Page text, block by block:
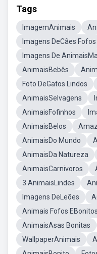
Tags
ImagemAnimais
Imagens DeCães Fofos
Imagens De
AnimaisBebês
Foto DeGatos Lindos
AnimaisSelvagens
AnimaisFofinhos
AnimaisBelos
AnimaisDo Mundo
AnimaisDa Natureza
AnimaisCarnivoros
3 AnimaisLindes
Imagens DeLeões
Animais Fofos EBonitos
AnimaisAsas Bonitas
WallpaperAnimais